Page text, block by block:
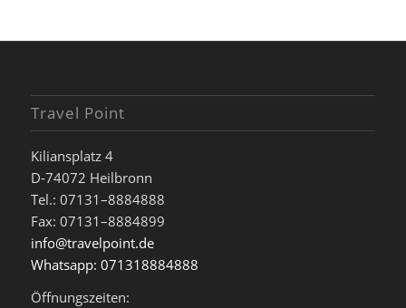
Travel Point
Kiliansplatz 4
D-74072 Heilbronn
Tel.: 07131–8884888
Fax: 07131–8884899
info@travelpoint.de
Whatsapp: 071318884888
Öffnungszeiten: